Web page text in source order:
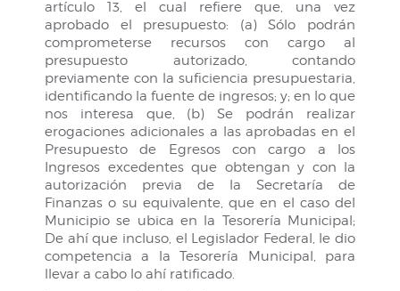
artículo 13, el cual refiere que, una vez
aprobado el presupuesto: (a) Sólo podrán
comprometerse recursos con cargo al
presupuesto autorizado, contando
previamente con la suficiencia presupuestaria,
identificando la fuente de ingresos; y; en lo que
nos interesa que, (b) Se podrán realizar
erogaciones adicionales a las aprobadas en el
Presupuesto de Egresos con cargo a los
Ingresos excedentes que obtengan y con la
autorización previa de la Secretaría de
Finanzas o su equivalente, que en el caso del
Municipio se ubica en la Tesorería Municipal;
De ahí que incluso, el Legislador Federal, le dio
competencia a la Tesorería Municipal, para
llevar a cabo lo ahí ratificado.